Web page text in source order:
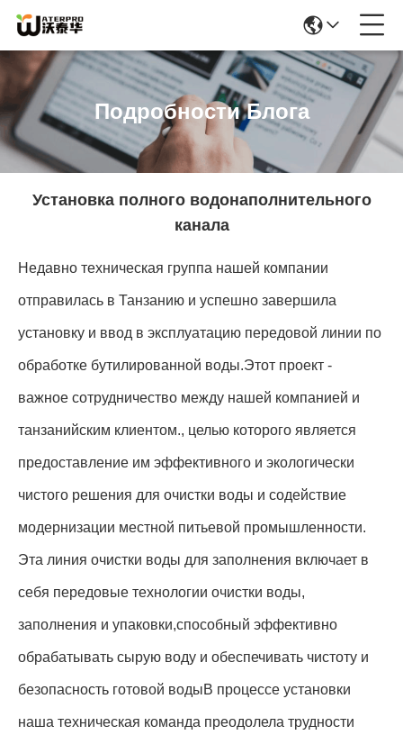
Подробности Блога
Установка полного водонаполнительного
канала
Недавно техническая группа нашей компании
отправилась в Танзанию и успешно завершила
установку и ввод в эксплуатацию передовой линии по
обработке бутилированной воды.Этот проект -
важное сотрудничество между нашей компанией и
танзанийским клиентом., целью которого является
предоставление им эффективного и экологически
чистого решения для очистки воды и содействие
модернизации местной питьевой промышленности.
Эта линия очистки воды для заполнения включает в
себя передовые технологии очистки воды,
заполнения и упаковки,способный эффективно
обрабатывать сырую воду и обеспечивать чистоту и
безопасность готовой водыВ процессе установки
наша техническая команда преодолела трудности